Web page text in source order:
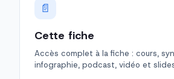
📄
Cette fiche
Accès complet à la fiche : cours,
infographie, podcast, vidéo et